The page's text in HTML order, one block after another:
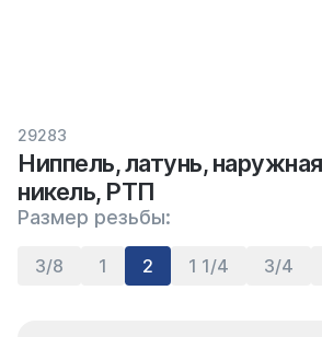
29283
Ниппель, латунь,
никель, РТП
Размер резьбы:
3/8 1 2 1 1/4 3/4